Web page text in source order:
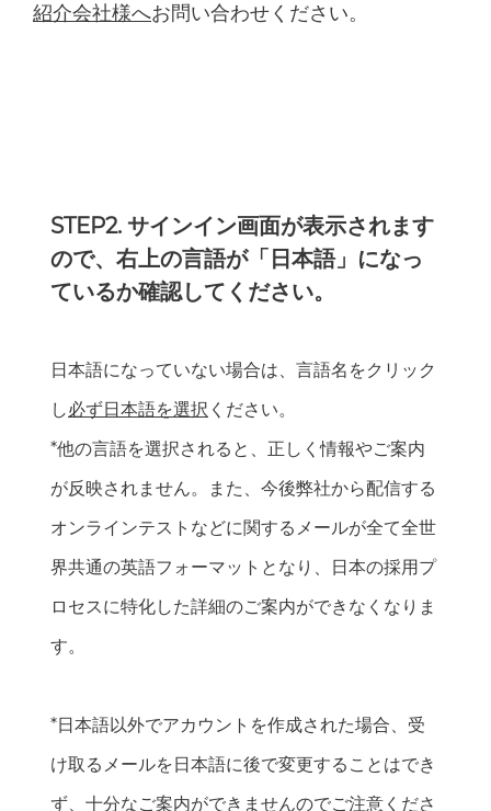
紹介会社様へお問い合わせください。
STEP2. サインイン画面が表示されます
ので、右上の言語が「日本語」になっ
ているか確認してください。
日本語になっていない場合は、言語名をクリック
し必ず日本語を選択 ください。
*他の言語を選択されると、正しく情報やご案内
が反映されません。また、今後弊社から配信する
オンラインテストなどに関するメールが全て全世
界共通の英語フォーマットとなり、日本の採用プ
ロセスに特化した詳細のご案内ができなくなりま
す。
*日本語以外でアカウントを作成された場合、受
け取るメールを日本語に後で変更することはでき
ず、十分なご案内ができませんのでご注意くださ